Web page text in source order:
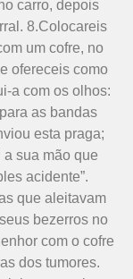
carro, depois
8.Colocareis
um cofre, no
ofereceis como
a com os olhos:
as bandas
esta praga;
sua mão que
acidente”.
que aleitavam
bezerros no
com o cofre
dos tumores.